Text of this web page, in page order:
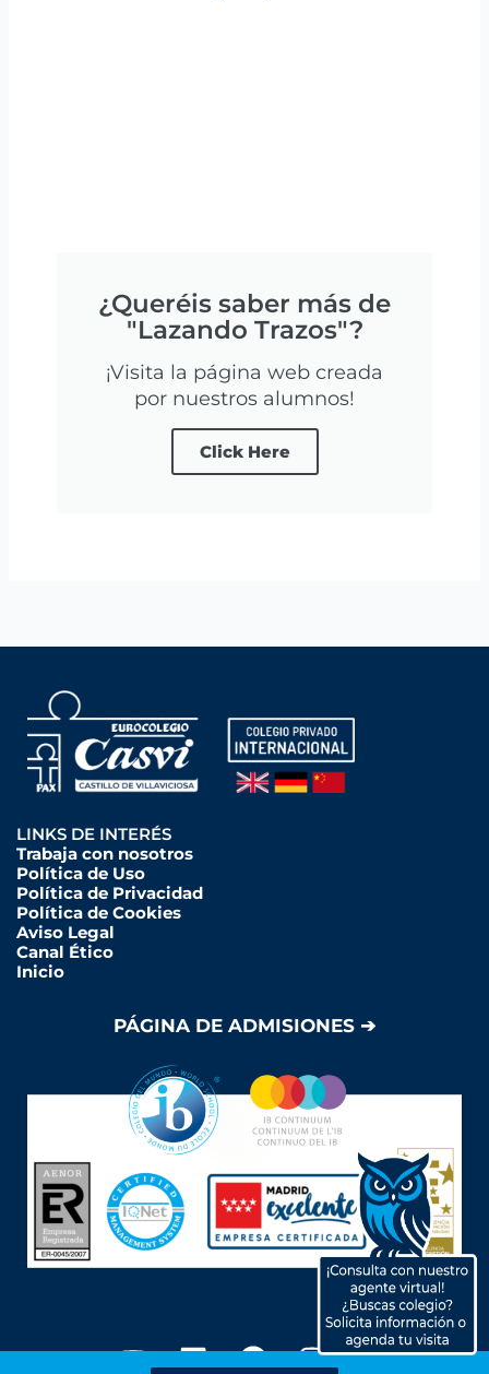
¿Queréis saber más de
"Lazando Trazos"?
¡Visita la página web creada
por nuestros alumnos!
Click Here
LINKS DE INTERÉS
Trabaja con nosotros
Política de Uso
Política de Privacidad
Política de Cookies
Aviso Legal
Canal Ético
Inicio
PÁGINA DE ADMISIONES ➔
Y
L
F
I